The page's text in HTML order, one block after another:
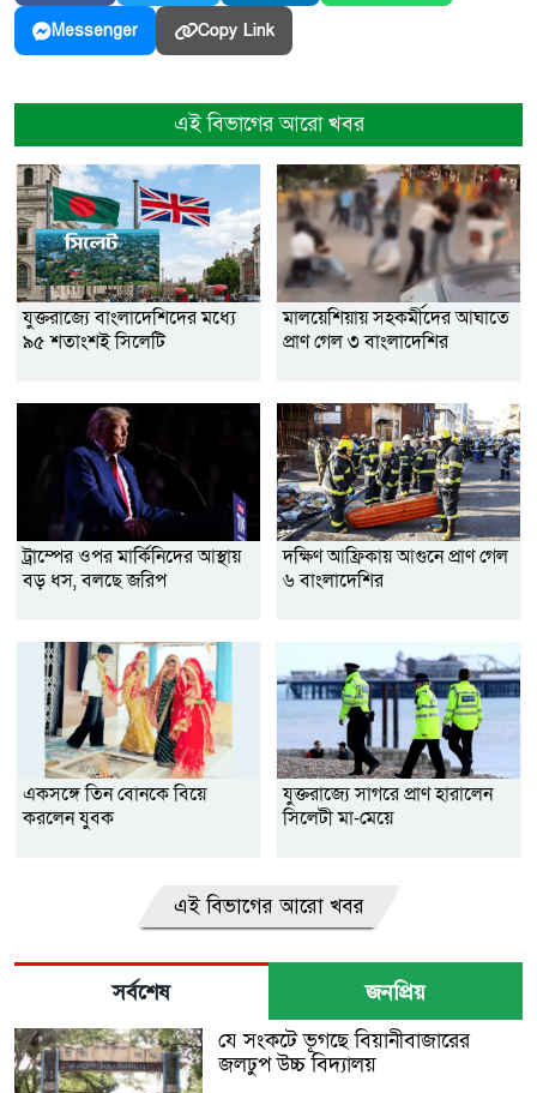
Messenger Copy Link
এই বিভাগের আরো খবর
যুক্তরাজ্যে বাংলাদেশিদের মধ্যে
৯৫ শতাংশই সিলেটি
মালয়েশিয়ায় সহকর্মীদের আঘাতে
প্রাণ গেল ৩ বাংলাদেশির
ট্রাম্পের ওপর মার্কিনিদের আস্থায়
বড় ধস, বলছে জরিপ
দক্ষিণ আফ্রিকায় আগুনে প্রাণ গেল
৬ বাংলাদেশির
একসঙ্গে তিন বোনকে বিয়ে
করলেন যুবক
যুক্তরাজ্যে সাগরে প্রাণ হারালেন
সিলেটী মা-মেয়ে
এই বিভাগের আরো খবর
সর্বশেষ জনপ্রিয়
যে সংকটে ভূগছে বিয়ানীবাজারের
জলঢুপ উচ্চ বিদ্যালয়